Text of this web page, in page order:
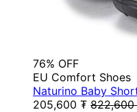
76% OFF
EU Comfort Shoes
Naturino Baby
205,600 ₮ 822,600